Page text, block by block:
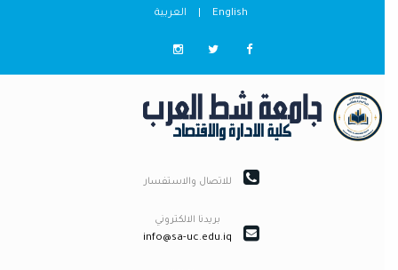
English
| العربية
للاتصال والاستفسار
بريدنا الالكتروني
info@sa-uc.edu.iq